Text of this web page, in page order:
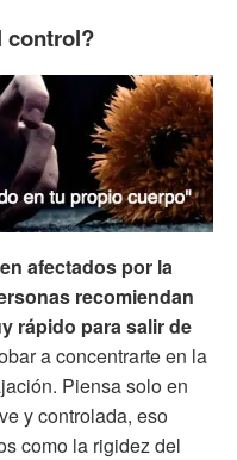
control?
afectados por la
recomiendan
rápido para salir de
a concentrarte en la
Piensa solo en
y controlada, eso
como la rigidez del